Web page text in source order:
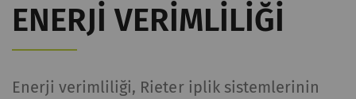
ENERJI VERIMLILIĞI
Enerji verimliliği, Rieter iplik sistemlerinin